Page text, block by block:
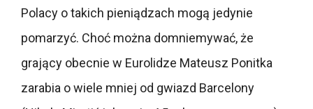
Polacy o takich pieniądzach mogą jedynie
pomarzyć. Choć można domniemywać, że
grający obecnie w Eurolidze Mateusz Ponitka
zarabia o wiele mniej od gwiazd Barcelony